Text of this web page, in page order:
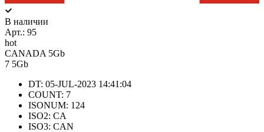
В наличии
Арт.: 95
hot
CANADA 5Gb
7 5Gb
DT: 05-JUL-2023 14:41:04
COUNT: 7
ISONUM: 124
ISO2: CA
ISO3: CAN